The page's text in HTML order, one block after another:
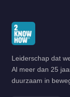
Leiderschap dat
Al meer dan 25
duurzaam in